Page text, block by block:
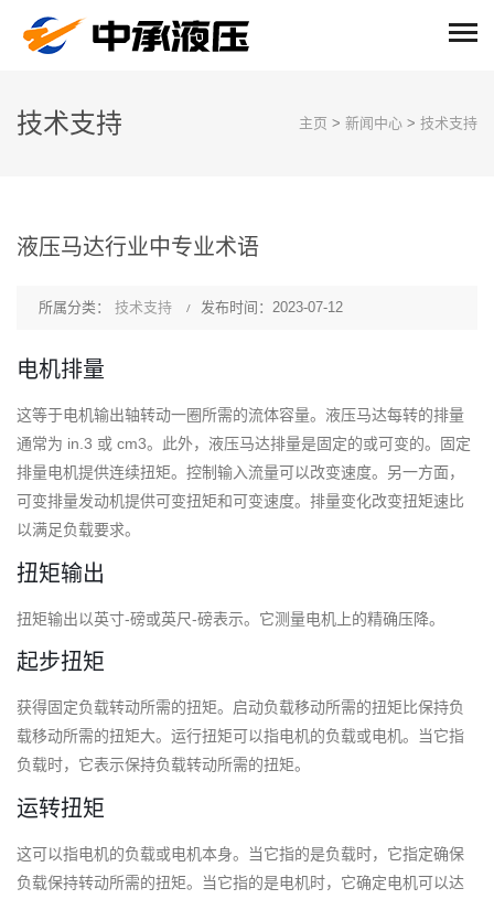
技术支持 主页 > 新闻中心 > 技术支持
液压马达行业中专业术语
所属分类： 技术支持 发布时间：2023-07-12
电机排量
这等于电机输出轴转动一圈所需的流体容量。 液压马达每转的排量
通常为 in.3 或 cm3。 此外，液压马达排量是固定的或可变的。
固定
排量电机提供连续扭矩。 控制输入流量可以改变速度。 另一方面，
可变排量发动机提供可变扭矩和可变速度。 排量变化改变扭矩速比
以满足负载要求。
扭矩输出
扭矩输出以英寸-磅或英尺-磅表示。 它测量电机上的精确压降。
起步扭矩
获得固定负载转动所需的扭矩。 启动负载移动所需的扭矩比保持负
载移动所需的扭矩大。 运行扭矩可以指电机的负载或电机。
当它指
负载时，它表示保持负载转动所需的扭矩。
运转扭矩
这可以指电机的负载或电机本身。
当它指的是负载时，它指定确保
负载保持转动所需的扭矩。
当它指的是电机时，它确定电机可以达